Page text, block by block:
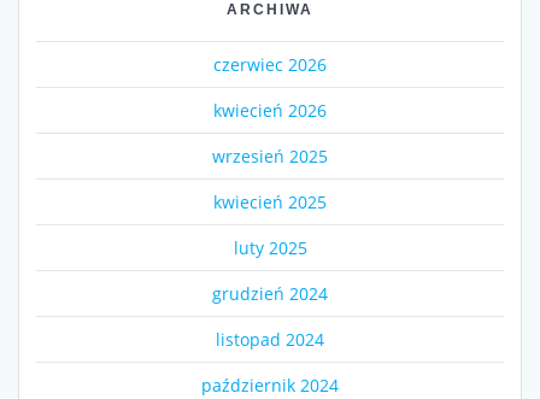
ARCHIWA
czerwiec 2026
kwiecień 2026
wrzesień 2025
kwiecień 2025
luty 2025
grudzień 2024
listopad 2024
październik 2024